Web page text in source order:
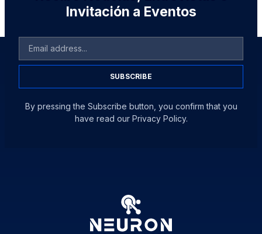
Invitación a Eventos
SUBSCRIBE
By pressing the Subscribe button, you confirm that you
have read our Privacy Policy.